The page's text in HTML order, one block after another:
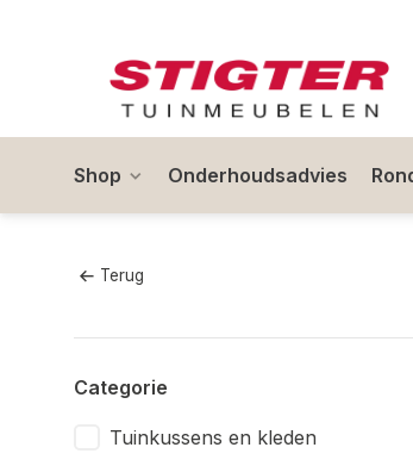
Shop Onderhoudsadvies
Terug
Categorie
Tuinkussens en kleden